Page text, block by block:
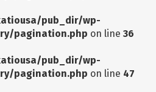
pub_dir/wp-
pagination.php on line 36
pub_dir/wp-
pagination.php on line 47